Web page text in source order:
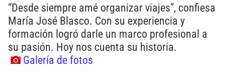
“Desde siempre amé organizar viajes”, confiesa
María José Blasco. Con su experiencia y
formación logró darle un marco profesional a
su pasión. Hoy nos cuenta su historia.
Galería de fotos